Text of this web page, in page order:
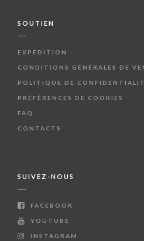
SOUTIEN
EXPÉDITION
CONDITIONS GÉNÉRALES DE
POLITIQUE DE
PRÉFÉRENCES DE COOKIES
FAQ
CONTACTS
SUIVEZ-NOUS
FACEBOOK
YOUTUBE
INSTAGRAM